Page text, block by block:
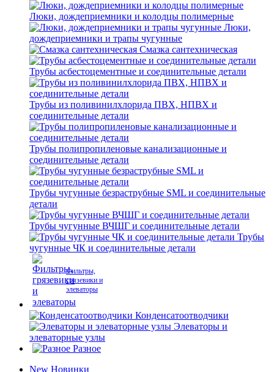
Люки, дождеприемники и колодцы полимерные
Люки,
дождеприемники и трапы чугунные
Смазка сантехническая
Трубы асбестоцементные и соединительные детали
Трубы из поливинилхлорида ПВХ, НПВХ и
соединительные детали
Трубы полипропиленовые канализационные и
соединительные детали
Трубы чугунные безраструбные SML и соединительные
детали
Трубы чугунные ВЧШГ и соединительные детали
Трубы
чугунные ЧК и соединительные детали
Фильтры,
грязевики и
элеваторы
Конденсатоотводчики
Элеваторы и
элеваторные узлы
Разное
New Новинки